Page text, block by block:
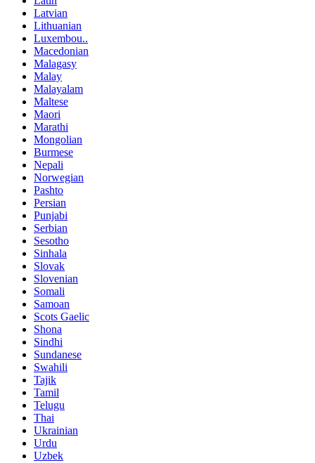
Latvian
Lithuanian
Luxembou..
Macedonian
Malagasy
Malay
Malayalam
Maltese
Maori
Marathi
Mongolian
Burmese
Nepali
Norwegian
Pashto
Persian
Punjabi
Serbian
Sesotho
Sinhala
Slovak
Slovenian
Somali
Samoan
Scots Gaelic
Shona
Sindhi
Sundanese
Swahili
Tajik
Tamil
Telugu
Thai
Ukrainian
Urdu
Uzbek